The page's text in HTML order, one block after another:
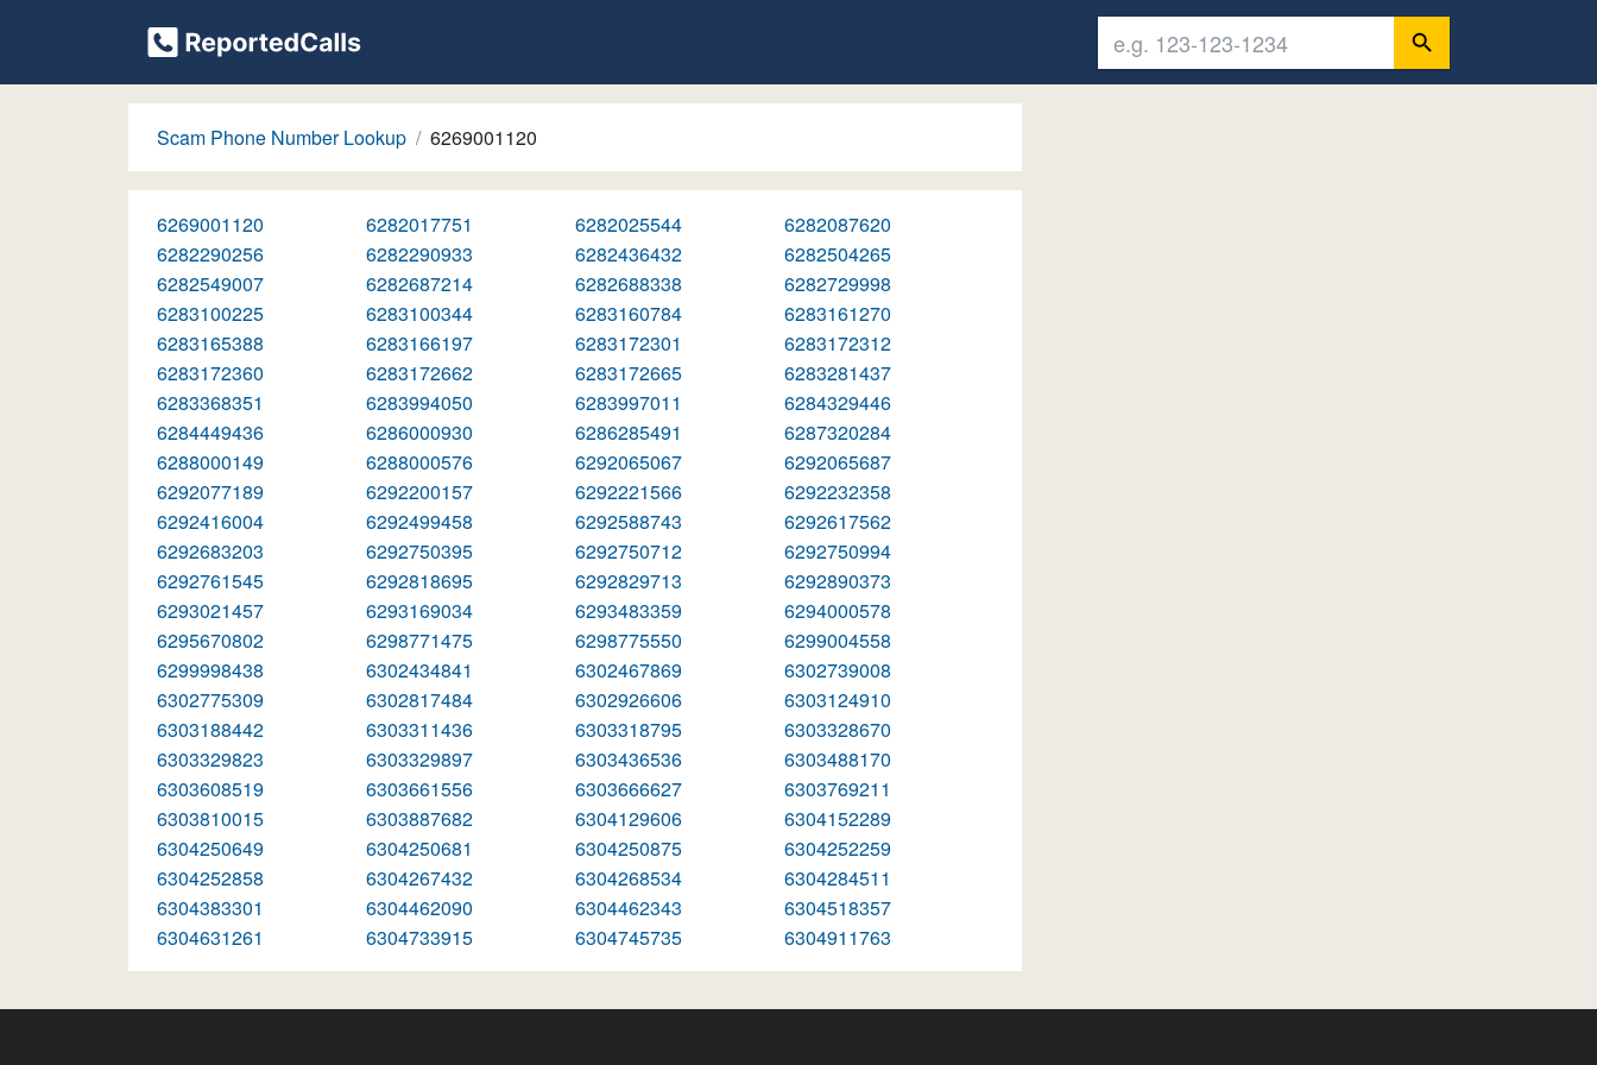
Scam Phone Number Lookup 6269001120
6269001120 6282017751 6282025544
6282087620
6282290256
6282290933 6282436432
6282504265
6282549007
6282687214 6282688338
6282729998
6283100225
6283100344 6283160784
6283161270
6283165388
6283166197 6283172301
6283172312
6283172360
6283172662 6283172665
6283281437
6283368351
6283994050 6283997011
6284329446
6284449436
6286000930 6286285491
6287320284
6288000149
6288000576 6292065067
6292065687
6292077189
6292200157 6292221566
6292232358
6292416004
6292499458 6292588743
6292617562
6292683203
6292750395 6292750712
6292750994
6292761545
6292818695 6292829713
6292890373
6293021457
6293169034 6293483359
6294000578
6295670802
6298771475 6298775550
6299004558
6299998438
6302434841 6302467869
6302739008
6302775309
6302817484 6302926606
6303124910
6303188442
6303311436 6303318795
6303328670
6303329823
6303329897 6303436536
6303488170
6303608519
6303661556 6303666627
6303769211
6303810015
6303887682 6304129606
6304152289
6304250649
6304250681 6304250875
6304252259
6304252858
6304267432 6304268534
6304284511
6304383301
6304462090 6304462343
6304518357
6304631261
6304733915 6304745735 6304911763